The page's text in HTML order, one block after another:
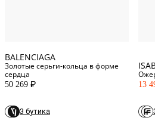
BALENCIAGA
Золотые серьги-кольца в форме
сердца
50 269 P
3 бутика
13